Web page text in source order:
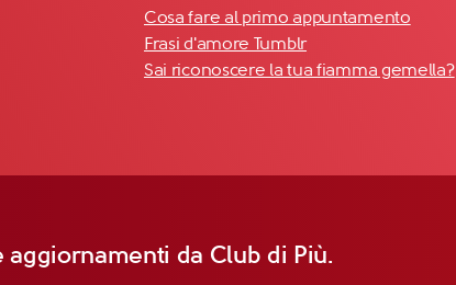
Cosa fare al primo appuntamento
Frasi d'amore Tumblr
Sai riconoscere la tua fiamma gemella?
aggiornamenti da Club di Più.